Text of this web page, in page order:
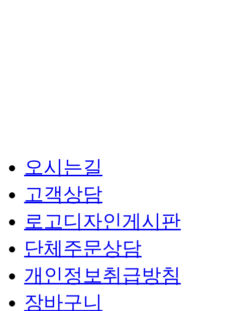
오시는길
고객상담
로고디자인게시판
단체주문상담
개인정보취급방침
장바구니